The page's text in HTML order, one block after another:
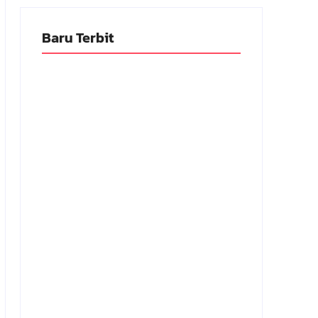
Baru Terbit